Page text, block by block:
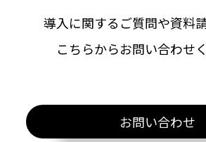
導入に関するご質問や資料請
こちらからお問い合わせ
お問い合わせ